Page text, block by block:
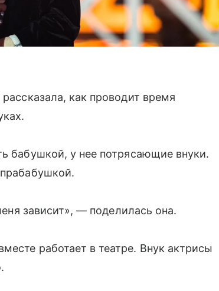
рассказала, как проводит время
бабушкой, у нее потрясающие внуки.
зависит», — поделилась она.
работает в театре. Внук актрисы